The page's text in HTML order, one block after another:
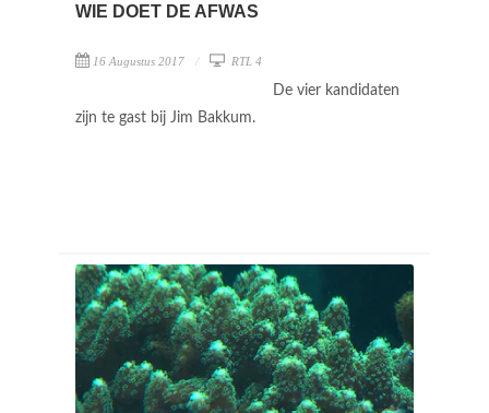
WIE DOET DE AFWAS
16 Augustus 2017 RTL 4
De vier kandidaten
zijn te gast bij Jim Bakkum.